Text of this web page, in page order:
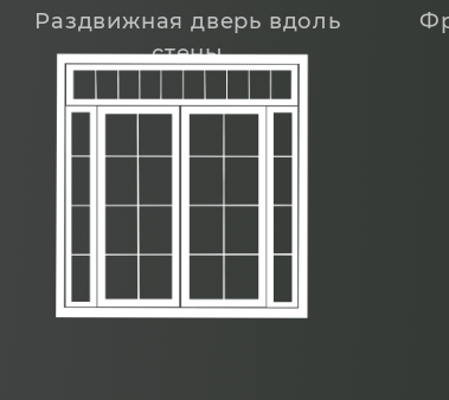
Раздвижная дверь вдоль
стены